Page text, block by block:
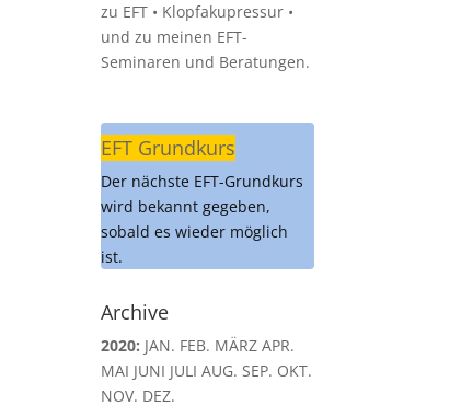
zu EFT • Klopfakupressur •
und zu meinen EFT-
Seminaren und Beratungen.
EFT Grundkurs
Der nächste EFT-Grundkurs
wird bekannt gegeben,
sobald es wieder möglich
ist.
Archive
2020: JAN. FEB. MÄRZ APR.
MAI JUNI JULI AUG. SEP. OKT.
NOV. DEZ.